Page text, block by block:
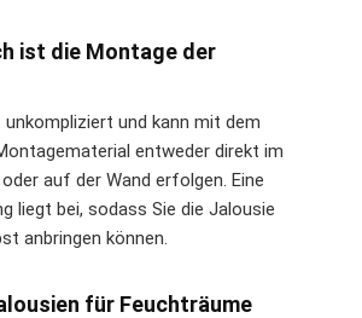
ist die Montage der
und kann mit dem
entweder direkt im
auf der Wand erfolgen. Eine
liegt bei, sodass Sie die Jalousie
anbringen können.
für Feuchträume